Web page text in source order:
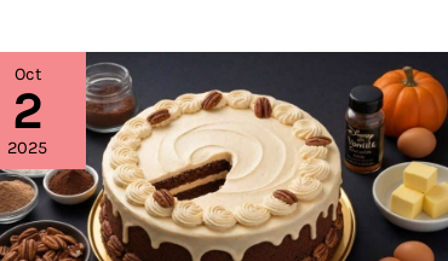
Oct
2
2025
Recette
de
gâteau
d’Halloween
façon
Disney